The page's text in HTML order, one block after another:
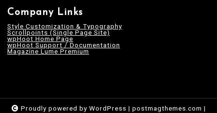
Company Links
Style Customization & Typography
Scrollpoints (Single Page Site)
wpHoot Home Page
wpHoot Support / Documentation
Magazine Lume Premium
Proudly powered by WordPress | postmagthemes.com |